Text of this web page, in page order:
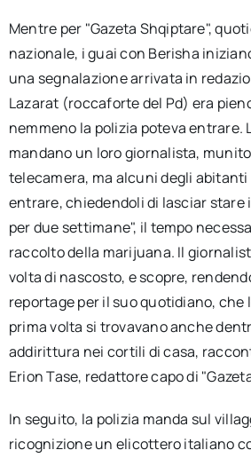
Mentre per "Gazeta Shqiptare",
nazionale, i guai con Berisha
una segnalazione arrivata in
Lazarat (roccaforte del Pd) era
nemmeno la polizia poteva entrare.
mandano un loro giornalista,
telecamera, ma alcuni degli
entrare, chiedendoli di lasciar stare
per due settimane", il tempo
raccolto della marijuana. Il
volta di nascosto, e scopre,
reportage per il suo quotidiano, che
prima volta si trovavano anche
addirittura nei cortili di casa,
Erion Tase, redattore capo di
In seguito, la polizia manda sul
ricognizione un elicottero italiano